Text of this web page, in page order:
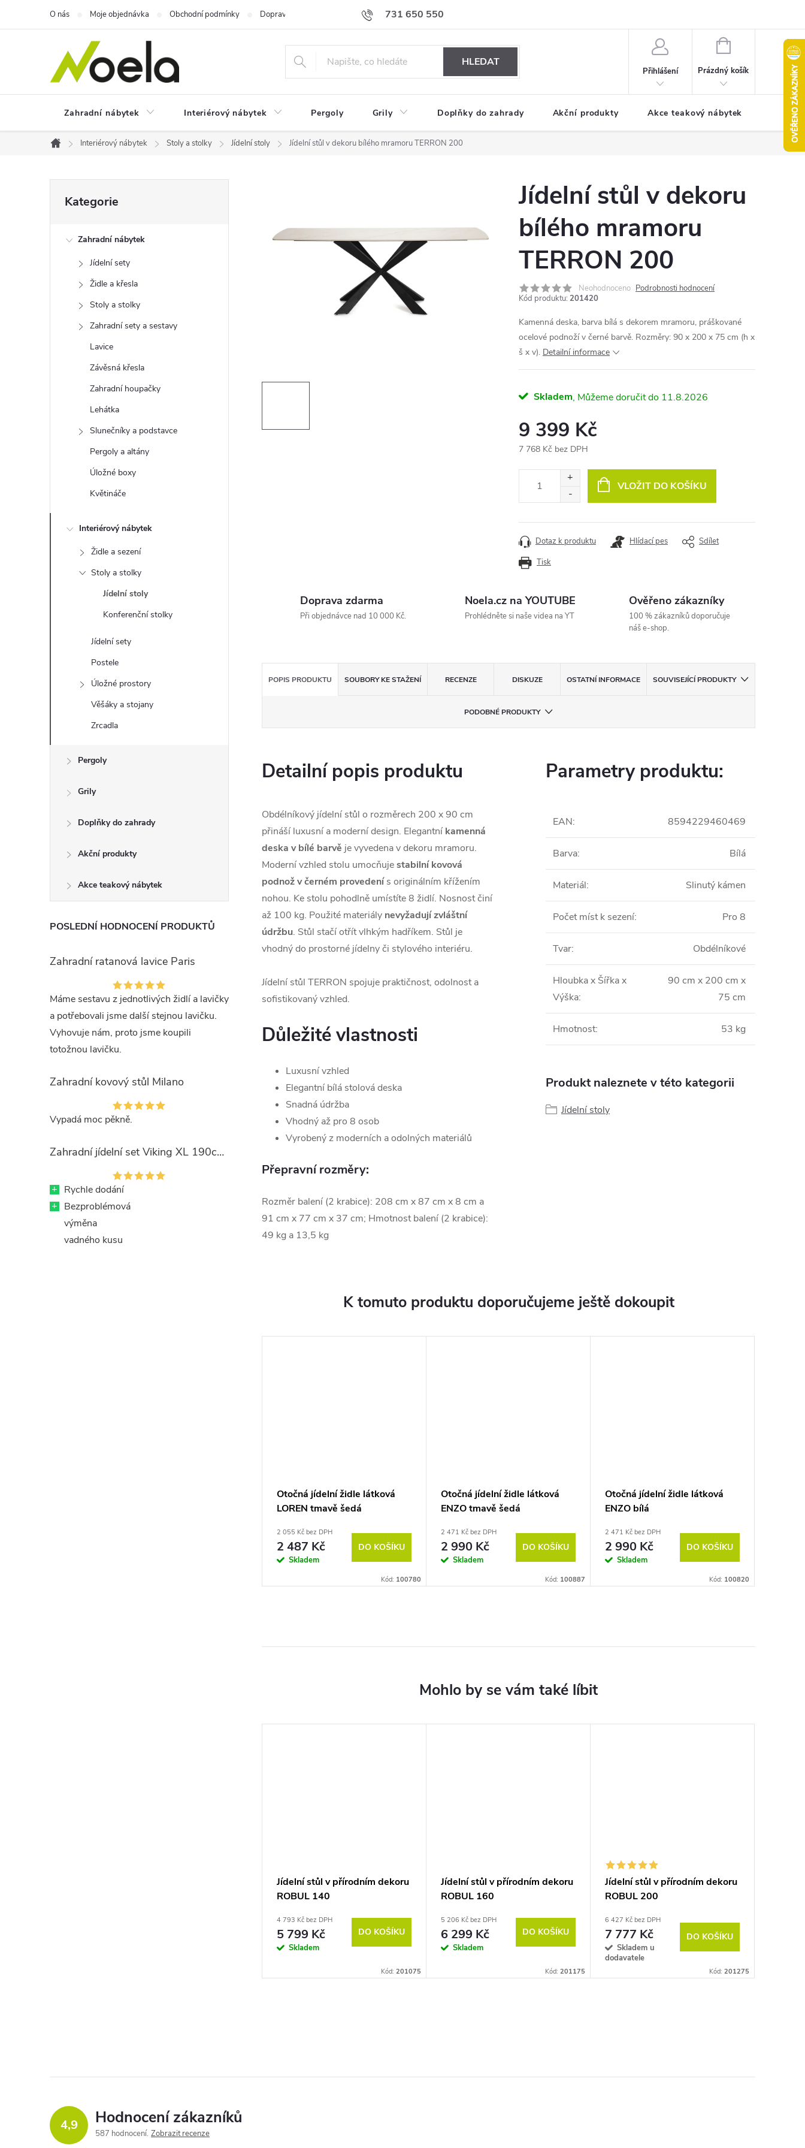
731 650 550
O nás Moje objednávka Obchodní podmínky Doprava nábytku k Vám Podmínky ochrany osobních údajů
HLEDAT
Přihlášení
NÁKUPNÍ
Prázdný košík
Zahradní nábytek Interiérový nábytek Pergoly Grily Doplňky do zahrady Akční produkty Akce teakový nábytek
Domů
Interiérový nábytek Stoly a stolky Jídelní stoly Jídelní stůl v dekoru bílého mramoru TERRON 200
n
kategorie
Kategorie
Zahradní nábytek
Jídelní sety
Židle a křesla
Stoly a stolky
Zahradní sety a sestavy
Lavice
Závěsná křesla
Zahradní houpačky
Lehátka
Slunečníky a podstavce
Pergoly a altány
Úložné boxy
Květináče
Interiérový nábytek
Židle a sezení
Stoly a stolky
Jídelní stoly
Konferenční stolky
Jídelní sety
Postele
Úložné prostory
Věšáky a stojany
Zrcadla
Pergoly
Grily
Doplňky do zahrady
Akční produkty
Akce teakový nábytek
POSLEDNÍ HODNOCENÍ PRODUKTŮ
Zahradní ratanová lavice Paris
Máme sestavu z jednotlivých židlí a lavičky
a potřebovali jsme další stejnou lavičku.
Vyhovuje nám, proto jsme koupili
totožnou lavičku.
Zahradní kovový stůl Milano
Vypadá moc pěkně.
Zahradní jídelní set Viking XL 190cm + 8x kovová židle Ramada
+ Rychle dodání
+ Bezproblémová
výměna
vadného kusu
Jídelní stůl v dekoru
bílého mramoru
TERRON 200
Neohodnoceno Podrobnosti hodnocení
Kód produktu: 201420
Kamenná deska, barva bílá s dekorem mramoru, práškované
ocelové podnoží v černé barvě. Rozměry: 90 x 200 x 75 cm (h x
š x v). Detailní informace
Skladem 11.8.2026
9 399 Kč
7 768 Kč bez DPH
VLOŽIT DO KOŠÍKU
Tisk
Dotaz k produktu Hlídací pes Sdílet
Doprava zdarma
Při objednávce nad 10 000 Kč.
Noela.cz na YOUTUBE
Prohlédněte si naše videa na YT
Ověřeno zákazníky
100 % zákazníků doporučuje
náš e-shop.
POPIS PRODUKTU SOUBORY KE STAŽENÍ RECENZE DISKUZE OSTATNÍ INFORMACE SOUVISEJÍCÍ PRODUKTY
PODOBNÉ PRODUKTY
Detailní popis produktu
Obdélníkový jídelní stůl o rozměrech 200 x 90 cm
přináší luxusní a moderní design. Elegantní kamenná
deska v bílé barvě je vyvedena v dekoru mramoru.
Moderní vzhled stolu umocňujestabilní kovová
podnož v černém provedenís originálním křížením
nohou. Ke stolu pohodlně umístíte 8 židlí. Nosnost činí
až 100 kg. Použité materiály nevyžadují zvláštní
údržbu. Stůl stačí otřít vlhkým hadříkem. Stůl je
vhodný do prostorné jídelny či stylového interiéru.
Jídelní stůl TERRON spojuje praktičnost, odolnost a
sofistikovaný vzhled.
Důležité vlastnosti
Luxusní vzhled
Elegantní bílá stolová deska
Snadná údržba
Vhodný až pro 8 osob
Vyrobený z moderních a odolných materiálů
Přepravní rozměry:
Rozměr balení (2 krabice): 208 cm x 87 cm x 8 cm a
91 cm x 77 cm x 37 cm; Hmotnost balení (2 krabice):
49 kg a 13,5 kg
Parametry produktu:
EAN: 8594229460469
Barva: Bílá
Materiál: Slinutý kámen
Počet míst k sezení: Pro 8
Tvar: Obdélníkové
Hloubka x Šířka x
Výška:
90 cm x 200 cm x
75 cm
Hmotnost: 53 kg
Produkt naleznete v této kategorii
Jídelní stoly
K tomuto produktu doporučujeme ještě dokoupit
Otočná jídelní židle látková
LOREN tmavě šedá
2 055 Kč bez DPH
2 487 Kč
Skladem
DO KOŠÍKU
Kód: 100780
Otočná jídelní židle látková
ENZO tmavě šedá
2 471 Kč bez DPH
2 990 Kč
Skladem
DO KOŠÍKU
Kód: 100887
Otočná jídelní židle látková
ENZO bílá
2 471 Kč bez DPH
2 990 Kč
Skladem
DO KOŠÍKU
Kód: 100820
Jídelní stůl v přírodním dekoru
ROBUL 140
4 793 Kč bez DPH
5 799 Kč
Skladem
DO KOŠÍKU
Kód: 201075
Jídelní stůl v přírodním dekoru
ROBUL 160
5 206 Kč bez DPH
6 299 Kč
Skladem
DO KOŠÍKU
Kód: 201175
Jídelní stůl v přírodním dekoru
ROBUL 200
6 427 Kč bez DPH
7 777 Kč
Skladem u
dodavatele
DO KOŠÍKU
Kód: 201275
4,9 Hodnocení zákazníků
587 hodnocení Zobrazit recenze